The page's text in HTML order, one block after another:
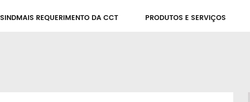
SINDMAIS REQUERIMENTO DA CCT PRODUTOS E SERVIÇOS